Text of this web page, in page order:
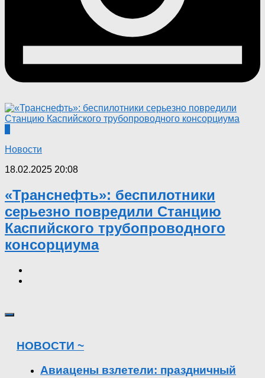
Новости
18.02.2025 20:08
«Транснефть»: беспилотники
серьезно повредили Станцию
Каспийского трубопроводного
консорциума
НОВОСТИ ~
Авиацены взлетели: праздничный